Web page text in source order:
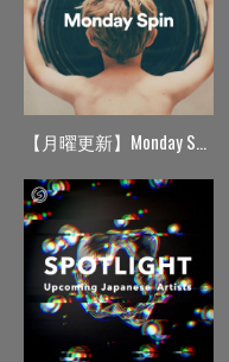
【月曜更新】Monday Spin